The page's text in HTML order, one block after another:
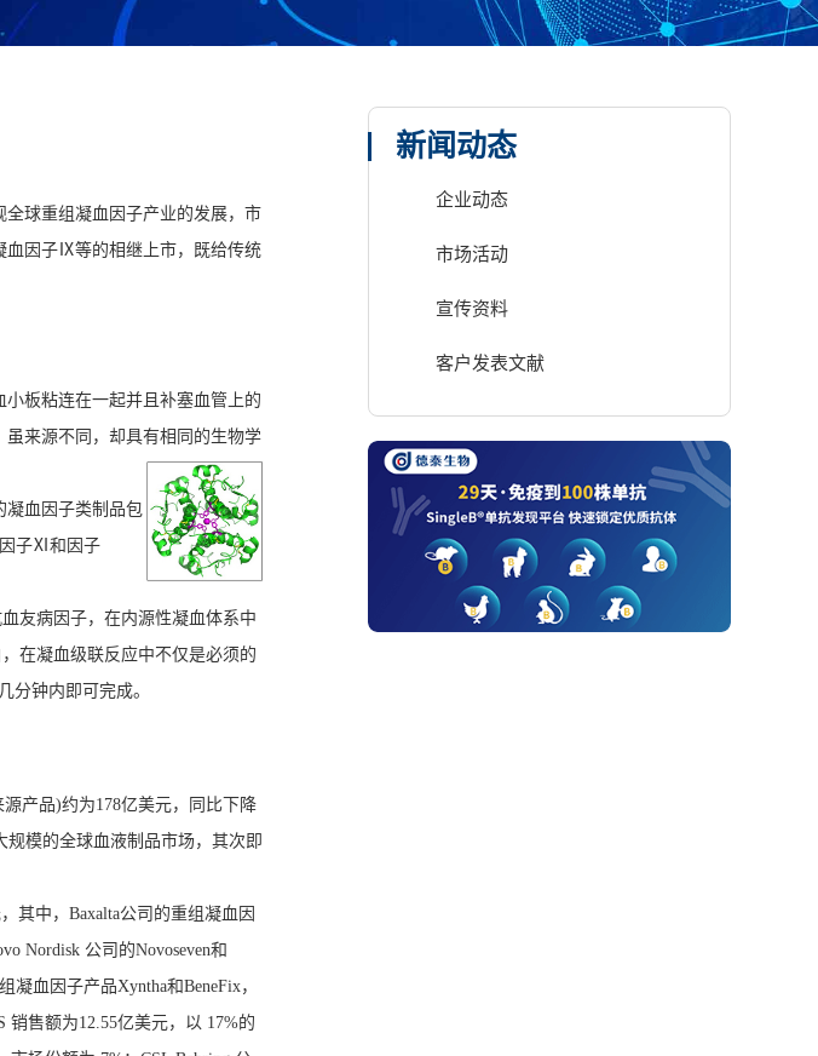
球重组凝血因子产业的发展，市
血因子Ⅸ等的相继上市，既给传统
板粘连在一起并且补塞血管上的
来源不同，却具有相同的生物学
凝血因子类制品包
子Ⅺ和因子
友病因子，在内源性凝血体系中
在凝血级联反应中不仅是必须的
钟内即可完成。
产品)约为178亿美元，同比下降
规模的全球血液制品市场，其次即
其中，Baxalta公司 的重组凝血因
Nordisk 公司的Novoseven和
血因子产品Xyntha和BeneFix，
销售额为12.55亿美元，以 17%的
新闻动态
企业动态
市场活动
宣传资料
客户发表文献